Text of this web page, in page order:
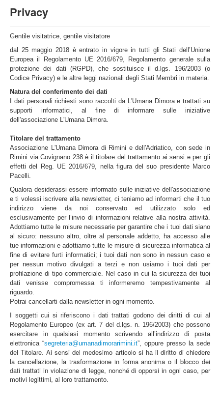
Privacy
Gentile visitatrice, gentile visitatore
dal 25 maggio 2018 è entrato in vigore in tutti gli Stati dell’Unione
Europea il Regolamento UE 2016/679, Regolamento generale sulla
protezione dei dati (RGPD), che sostituisce il d.lgs. 196/2003 (o
Codice Privacy) e le altre leggi nazionali degli Stati Membri in materia.
Natura del conferimento dei dati
I dati personali richiesti sono raccolti da L'Umana Dimora e trattati su
supporti informatici, al fine di informare sulle iniziative
dell'associazione L'Umana Dimora.
Titolare del trattamento
Associazione L'Umana Dimora di Rimini e dell'Adriatico, con sede in
Rimini via Covignano 238 è il titolare del trattamento ai sensi e per gli
effetti del Reg. UE 2016/679, nella figura del suo presidente Marco
Pacelli.
Qualora desiderassi essere informato sulle iniziative dell'associazione
e ti volessi iscrivere alla newsletter, ci teniamo ad informarti che il tuo
indirizzo viene da noi conservato ed utilizzato solo ed
esclusivamente per l’invio di informazioni relative alla nostra attività.
Adottiamo tutte le misure necessarie per garantire che i tuoi dati siano
al sicuro: nessuno altro, oltre al personale addetto, ha accesso alle
tue informazioni e adottiamo tutte le misure di sicurezza informatica al
fine di evitare furti informatici; i tuoi dati non sono in nessun caso e
per nessun motivo divulgati a terzi e non usiamo i tuoi dati per
profilazione di tipo commerciale. Nel caso in cui la sicurezza dei tuoi
dati venisse compromessa ti informeremo tempestivamente al
riguardo.
Potrai cancellarti dalla newsletter in ogni momento.
I soggetti cui si riferiscono i dati trattati godono dei diritti di cui al
Regolamento Europeo (ex art. 7 del d.lgs. n. 196/2003) che possono
esercitare in qualsiasi momento scrivendo all’indirizzo di posta
elettronica “segreteria@umanadimorarimini.it”, oppure presso la sede
del Titolare.Ai sensi del medesimo articolo si ha il diritto di chiedere
la cancellazione, la trasformazione in forma anonima o il blocco dei
dati trattati in violazione di legge, nonché di opporsi in ogni caso, per
motivi legittimi, al loro trattamento.